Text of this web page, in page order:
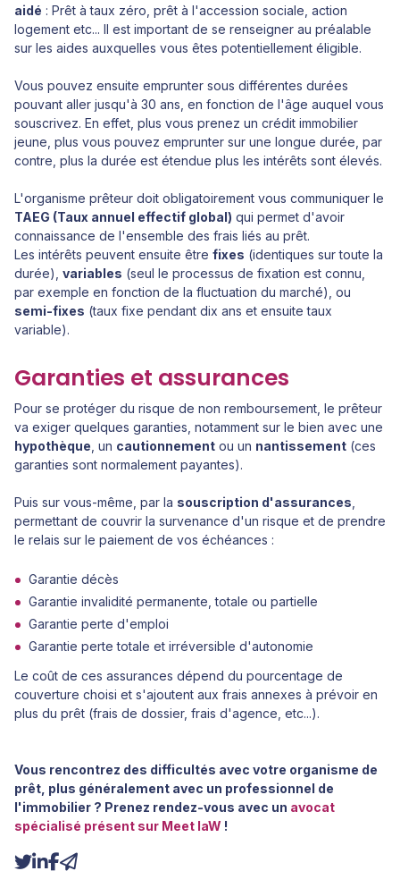
aidé : Prêt à taux zéro, prêt à l'accession sociale, action
logement etc... Il est important de se renseigner au préalable
sur les aides auxquelles vous êtes potentiellement éligible.
Vous pouvez ensuite emprunter sous différentes durées
pouvant aller jusqu'à 30 ans, en fonction de l'âge auquel vous
souscrivez. En effet, plus vous prenez un crédit immobilier
jeune, plus vous pouvez emprunter sur une longue durée, par
contre, plus la durée est étendue plus les intérêts sont élevés.
L'organisme prêteur doit obligatoirement vous communiquer le
TAEG (Taux annuel effectif global) qui permet d'avoir
connaissance de l'ensemble des frais liés au prêt.
Les intérêts peuvent ensuite être fixes (identiques sur toute la
durée), variables (seul le processus de fixation est connu,
par exemple en fonction de la fluctuation du marché), ou
semi-fixes (taux fixe pendant dix ans et ensuite taux
variable).
Garanties et assurances
Pour se protéger du risque de non remboursement, le prêteur
va exiger quelques garanties, notamment sur le bien avec une
hypothèque , un cautionnement ou un nantissement (ces
garanties sont normalement payantes).
Puis sur vous-même, par la souscription d'assurances
permettant de couvrir la survenance d'un risque et de prendre
le relais sur le paiement de vos échéances :
Garantie décès
Garantie invalidité permanente, totale ou partielle
Garantie perte d'emploi
Garantie perte totale et irréversible d'autonomie
Le coût de ces assurances dépend du pourcentage de
couverture choisi et s'ajoutent aux frais annexes à prévoir en
plus du prêt (frais de dossier, frais d'agence, etc...).
Vous rencontrez des difficultés avec votre organisme de
prêt, plus généralement avec un professionnel de
l'immobilier ? Prenez rendez-vous avec un avocat
spécialisé présent sur Meet laW !